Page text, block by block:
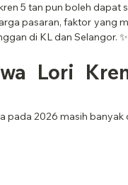
5 tan pun boleh dapat
pasaran, faktor yang
di KL dan Selangor. ✨
Lori
pada 2026 masih banyak